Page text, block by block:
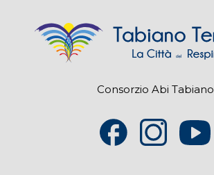
Consorzio Abi Tabiano